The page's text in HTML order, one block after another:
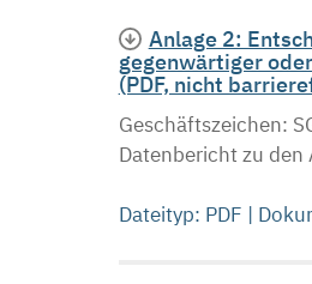
Anlage 2:
gegenwärtiger
(PDF, nicht
Geschäftszeichen:
Datenbericht zu
Dateityp: PDF |